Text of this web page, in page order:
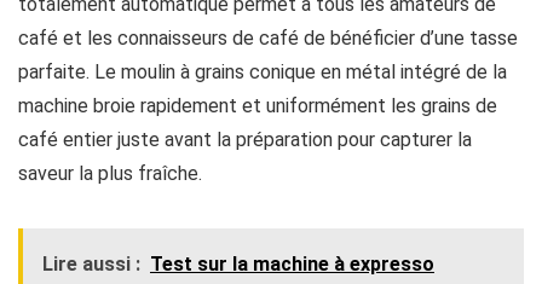
café et les connaisseurs de café de bénéficier d’une tasse
parfaite. Le moulin à grains conique en métal intégré de la
machine broie rapidement et uniformément les grains de
café entier juste avant la préparation pour capturer la
saveur la plus fraîche.
Lire aussi : Test sur la machine à expresso